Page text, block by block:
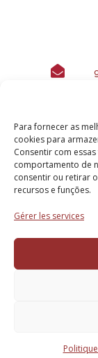
Para fornecer as
cookies para
Consentir com
comportamento de
consentir ou retirar
recursos e funções.
Gérer les services
